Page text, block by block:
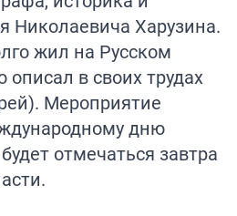
Николаевича Харузина.
жил на Русском
описал в своих трудах
Мероприятие
дню
отмечаться завтра